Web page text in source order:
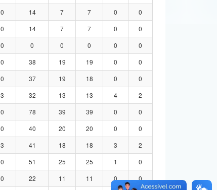
0 14 7 7 0
0
0 14 7 7 0
0
0 0 0 0 0
0
0 38 19 19 0
0
0 37 19 18 0
0
3 32 13 13 4
2
0 78 39 39 0
0
0 40 20 20 0
0
3 41 18 18 3
2
0 51 25 25 1
0
0 22 11 11 0
0